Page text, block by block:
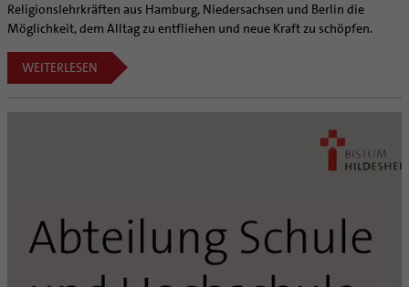
Religionslehrkräften aus Hamburg, Niedersachsen und Berlin die
Möglichkeit, dem Alltag zu entfliehen und neue Kraft zu schöpfen.
WEITERLESEN